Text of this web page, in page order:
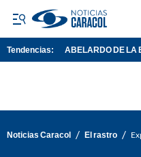
Tendencias: ABELARDO DE LA
Noticias Caracol / El rastro /